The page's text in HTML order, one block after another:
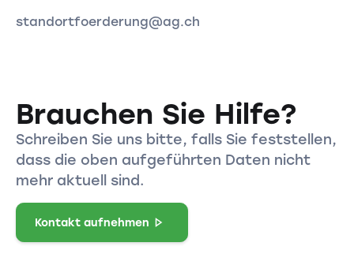
standortfoerderung@ag.ch
Brauchen Sie Hilfe?
Schreiben Sie uns bitte, falls Sie feststellen,
dass die oben aufgeführten Daten nicht
mehr aktuell sind.
Kontakt aufnehmen